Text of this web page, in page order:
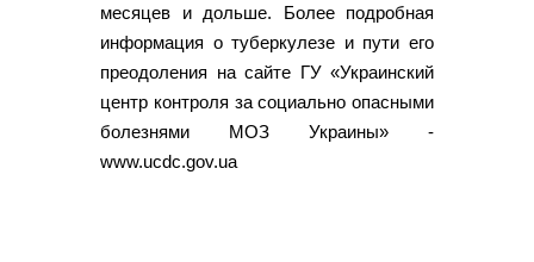
месяцев и дольше. Более подробная
информация о туберкулезе и пути его
преодоления на сайте ГУ «Украинский
центр контроля за социально опасными
болезнями МОЗ Украины» -
www.ucdc.gov.ua